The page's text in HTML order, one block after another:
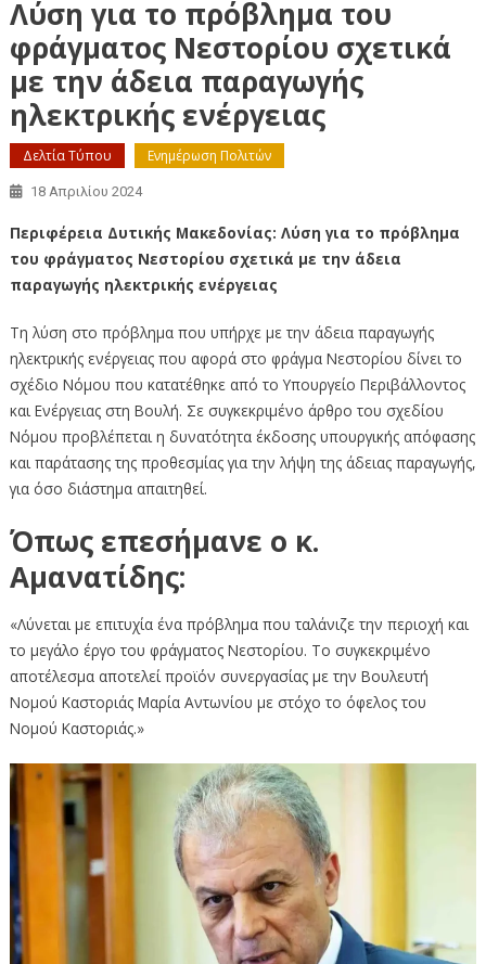
Λύση για το πρόβλημα του
φράγματος Νεστορίου σχετικά
με την άδεια παραγωγής
ηλεκτρικής ενέργειας
Δελτία Τύπου Ενημέρωση Πολιτών
18 Απριλίου 2024
Περιφέρεια Δυτικής Μακεδονίας: Λύση για το πρόβλημα
του φράγματος Νεστορίου σχετικά με την άδεια
παραγωγής ηλεκτρικής ενέργειας
Τη λύση στο πρόβλημα που υπήρχε με την άδεια παραγωγής
ηλεκτρικής ενέργειας που αφορά στο φράγμα Νεστορίου δίνει το
σχέδιο Νόμου που κατατέθηκε από το Υπουργείο Περιβάλλοντος
και Ενέργειας στη Βουλή. Σε συγκεκριμένο άρθρο του σχεδίου
Νόμου προβλέπεται η δυνατότητα έκδοσης υπουργικής απόφασης
και παράτασης της προθεσμίας για την λήψη της άδειας παραγωγής,
για όσο διάστημα απαιτηθεί.
Όπως επεσήμανε ο κ.
Αμανατίδης:
«Λύνεται με επιτυχία ένα πρόβλημα που ταλάνιζε την περιοχή και
το μεγάλο έργο του φράγματος Νεστορίου. Το συγκεκριμένο
αποτέλεσμα αποτελεί προϊόν συνεργασίας με την Βουλευτή
Νομού Καστοριάς Μαρία Αντωνίου με στόχο το όφελος του
Νομού Καστοριάς.»